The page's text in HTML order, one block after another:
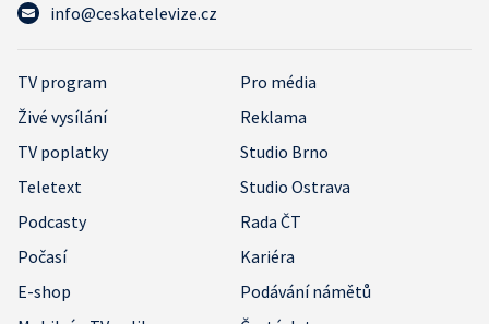
info@ceskatelevize.cz
TV program
Pro média
Živé vysílání
Reklama
TV poplatky
Studio Brno
Teletext
Studio Ostrava
Podcasty
Rada ČT
Počasí
Kariéra
E-shop
Podávání námětů